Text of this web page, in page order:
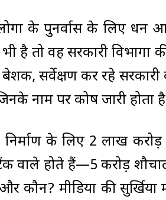
के पुनर्वास के लिए धन
है तो वह सरकारी विभागों
सर्वेक्षण कर रहे सरकारी
नाम पर कोष जारी होता
के लिए 2 लाख
वाले होते हैं—5 करोड़
कौन? मीडिया की